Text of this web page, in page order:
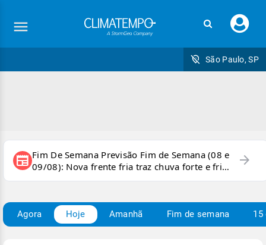
seu
São Paulo, SP
newspaper Fim De Semana Previsão Fim de Semana (08 e
09/08): Nova frente fria traz chuva forte e frio
para áreas do país
arrow_forward
Agora Hoje Amanhã Fim de semana 15